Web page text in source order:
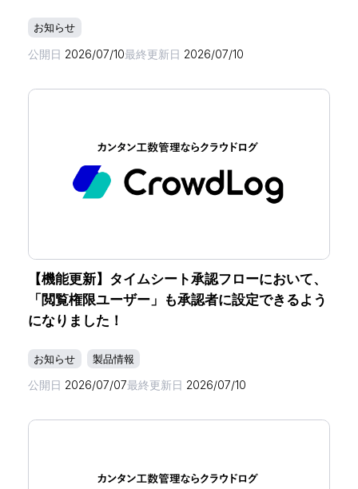
お知らせ
公開日 2026/07/10最終更新日 2026/07/10
【機能更新】タイムシート承認フローにおいて、
「閲覧権限ユーザー」も承認者に設定できるよう
になりました！
お知らせ 製品情報
公開日 2026/07/07最終更新日 2026/07/10